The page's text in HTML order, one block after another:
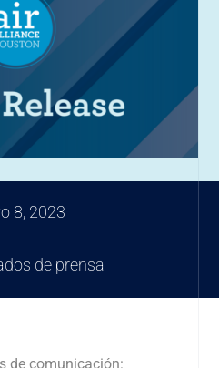
8, 2023
de prensa
de comunicación: